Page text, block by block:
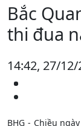
Bắc
thi đua
14:42, 27/
BHG - Chiều